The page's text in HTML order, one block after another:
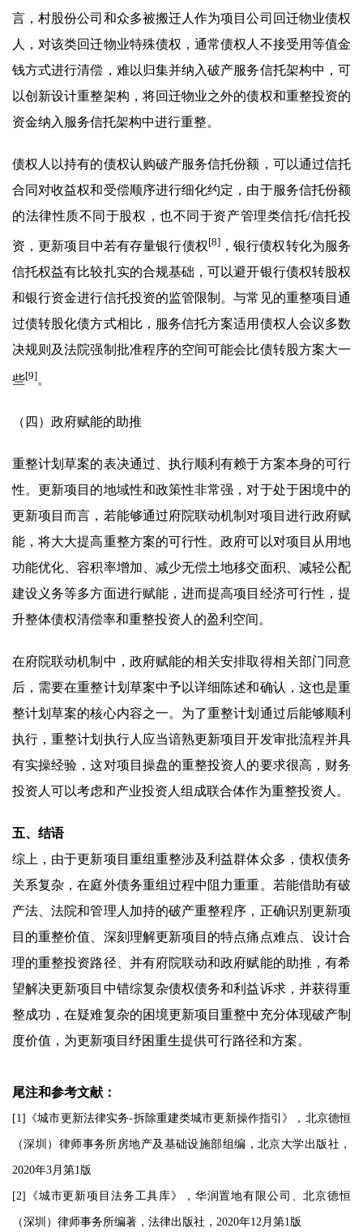
言，村股份公司和众多被搬迁人作为项目公司回迁物业债权
人，对该类回迁物业特殊债权，通常债权人不接受用等值金
钱方式进行清偿，难以归集并纳入破产服务信托架构中，可
以创新设计重整架构，将回迁物业之外的债权和重整投资的
资金纳入服务信托架构中进行重整。
债权人以持有的债权认购破产服务信托份额，可以通过信托
合同对收益权和受偿顺序进行细化约定，由于服务信托份额
的法律性质不同于股权，也不同于资产管理类信托/信托投
资，更新项目中若有存量银行债权[8]，银行债权转化为服务
信托权益有比较扎实的合规基础，可以避开银行债权转股权
和银行资金进行信托投资的监管限制。与常见的重整项目通
过债转股化债方式相比，服务信托方案适用债权人会议多数
决规则及法院强制批准程序的空间可能会比债转股方案大一
些[9]。
（四）政府赋能的助推
重整计划草案的表决通过、执行顺利有赖于方案本身的可行
性。更新项目的地域性和政策性非常强，对于处于困境中的
更新项目而言，若能够通过府院联动机制对项目进行政府赋
能，将大大提高重整方案的可行性。政府可以对项目从用地
功能优化、容积率增加、减少无偿土地移交面积、减轻公配
建设义务等多方面进行赋能，进而提高项目经济可行性，提
升整体债权清偿率和重整投资人的盈利空间。
在府院联动机制中，政府赋能的相关安排取得相关部门同意
后，需要在重整计划草案中予以详细陈述和确认，这也是重
整计划草案的核心内容之一。为了重整计划通过后能够顺利
执行，重整计划执行人应当谙熟更新项目开发审批流程并具
有实操经验，这对项目操盘的重整投资人的要求很高，财务
投资人可以考虑和产业投资人组成联合体作为重整投资人。
五、结语
综上，由于更新项目重组重整涉及利益群体众多，债权债务
关系复杂，在庭外债务重组过程中阻力重重。若能借助有破
产法、法院和管理人加持的破产重整程序，正确识别更新项
目的重整价值、深刻理解更新项目的特点痛点难点、设计合
理的重整投资路径、并有府院联动和政府赋能的助推，有希
望解决更新项目中错综复杂债权债务和利益诉求，并获得重
整成功，在疑难复杂的困境更新项目重整中充分体现破产制
度价值，为更新项目纾困重生提供可行路径和方案。
尾注和参考文献：
[1]《城市更新法律实务-拆除重建类城市更新操作指引》，北京德恒
（深圳）律师事务所房地产及基础设施部组编，北京大学出版社，
2020年3月第1版
[2]《城市更新项目法务工具库》，华润置地有限公司、北京德恒
（深圳）律师事务所编著，法律出版社，2020年12月第1版